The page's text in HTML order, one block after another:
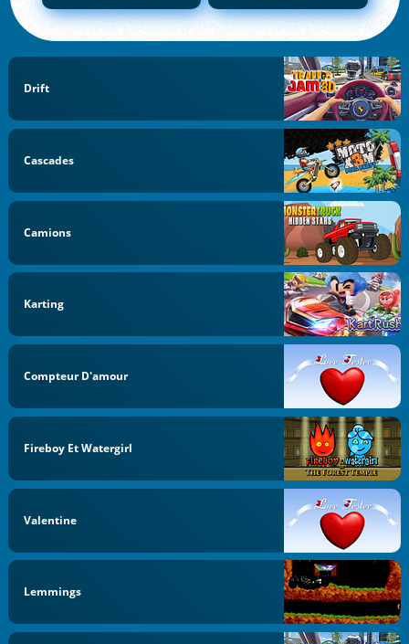
Drift
Cascades
Camions
Karting
Compteur D'amour
Fireboy Et Watergirl
Valentine
Lemmings